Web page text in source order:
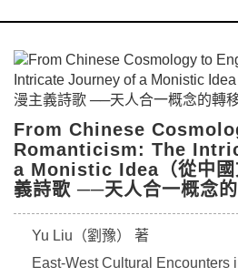
From Chinese
Romanticism: The
a Monistic Idea（從中國
義詩歌 ──天人合一概念的
Yu Liu（劉豫） 著
East-West Cultural Encounters